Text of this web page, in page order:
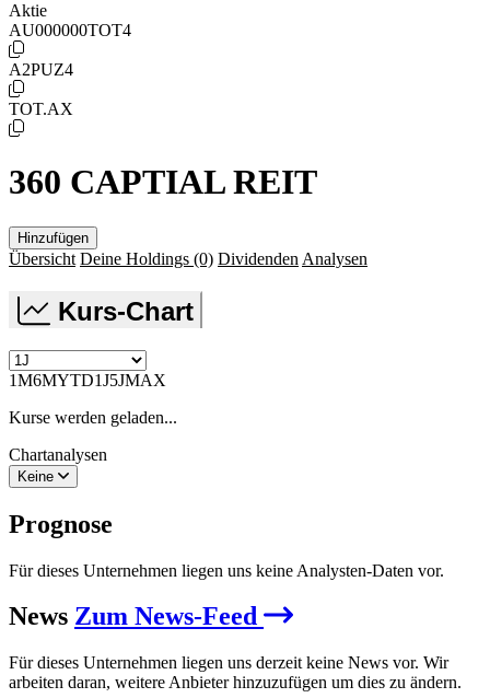
Aktie
AU000000TOT4
A2PUZ4
TOT.AX
360 CAPTIAL REIT
Hinzufügen
Übersicht Deine Holdings (0) Dividenden Analysen
Kurs-Chart
1M6MYTD1J5JMAX
Kurse werden geladen...
Chartanalysen
Keine
Prognose
Für dieses Unternehmen liegen uns keine Analysten-Daten vor.
News Zum News-Feed
Für dieses Unternehmen liegen uns derzeit keine News vor. Wir
arbeiten daran, weitere Anbieter hinzuzufügen um dies zu ändern.